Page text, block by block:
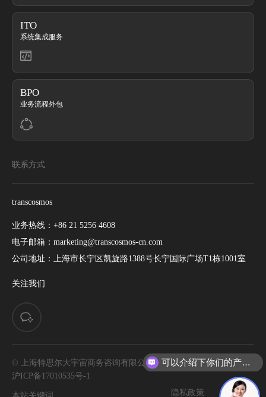
ITO
系统集成服务
BPO
业务流程外包
联系方式
transcosmos
业务热线： +86 21 5256 4608
电子邮箱： marketing@transcosmos-cn.com
公司地址： 上海市长宁区凯旋路1388号长宁国际广场T1栋1001室
关注我们
© 上海特思尔大宇宙商务咨询有限公司. All rights reserved. |
沪ICP备17010535号-1
隐私政策 网站地图
可以介绍下你们的产品么
你们是怎么收费的呢